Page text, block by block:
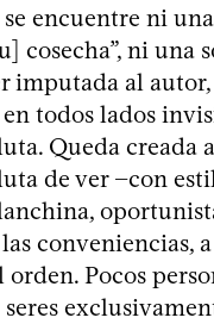
encuentre ni
cosecha”, ni una
imputada al
todos lados
Queda creada
de ver −con
conveniencias,
Pocos
seres